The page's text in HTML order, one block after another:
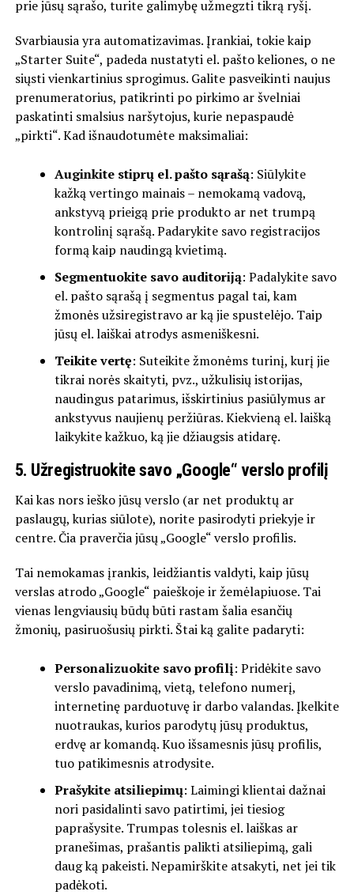
prie jūsų sąrašo, turite galimybę užmegzti tikrą ryšį.
Svarbiausia yra automatizavimas. Įrankiai, tokie kaip
„Starter Suite“, padeda nustatyti el. pašto keliones, o ne
siųsti vienkartinius sprogimus. Galite pasveikinti naujus
prenumeratorius, patikrinti po pirkimo ar švelniai
paskatinti smalsius naršytojus, kurie nepaspaudė
„pirkti“. Kad išnaudotumėte maksimaliai:
Auginkite stiprų el. pašto sąrašą: Siūlykite
kažką vertingo mainais – nemokamą vadovą,
ankstyvą prieigą prie produkto ar net trumpą
kontrolinį sąrašą. Padarykite savo registracijos
formą kaip naudingą kvietimą.
Segmentuokite savo auditoriją: Padalykite savo
el. pašto sąrašą į segmentus pagal tai, kam
žmonės užsiregistravo ar ką jie spustelėjo. Taip
jūsų el. laiškai atrodys asmeniškesni.
Teikite vertę: Suteikite žmonėms turinį, kurį jie
tikrai norės skaityti, pvz., užkulisių istorijas,
naudingus patarimus, išskirtinius pasiūlymus ar
ankstyvus naujienų peržiūras. Kiekvieną el. laišką
laikykite kažkuo, ką jie džiaugsis atidarę.
5. Užregistruokite savo „Google“ verslo profilį
Kai kas nors ieško jūsų verslo (ar net produktų ar
paslaugų, kurias siūlote), norite pasirodyti priekyje ir
centre. Čia praverčia jūsų „Google“ verslo profilis.
Tai nemokamas įrankis, leidžiantis valdyti, kaip jūsų
verslas atrodo „Google“ paieškoje ir žemėlapiuose. Tai
vienas lengviausių būdų būti rastam šalia esančių
žmonių, pasiruošusių pirkti. Štai ką galite padaryti:
Personalizuokite savo profilį: Pridėkite savo
verslo pavadinimą, vietą, telefono numerį,
internetinę parduotuvę ir darbo valandas. Įkelkite
nuotraukas, kurios parodytų jūsų produktus,
erdvę ar komandą. Kuo išsamesnis jūsų profilis,
tuo patikimesnis atrodysite.
Prašykite atsiliepimų: Laimingi klientai dažnai
nori pasidalinti savo patirtimi, jei tiesiog
paprašysite. Trumpas tolesnis el. laiškas ar
pranešimas, prašantis palikti atsiliepimą, gali
daug ką pakeisti. Nepamirškite atsakyti, net jei tik
padėkoti.